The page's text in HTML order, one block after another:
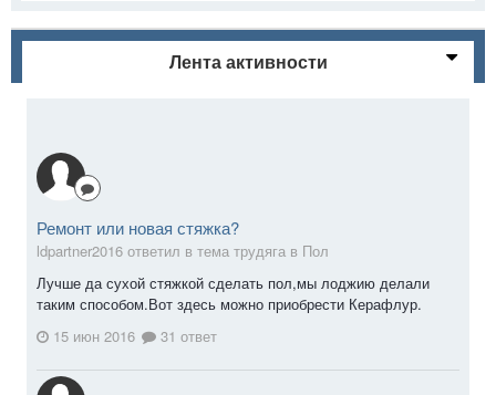
Лента активности
Ремонт или новая стяжка?
ldpartner2016 ответил в тема трудяга в Пол
Лучше да сухой стяжкой сделать пол,мы лоджию делали
таким способом.Вот здесь можно приобрести Керафлур.
15 июн 2016
31 ответ